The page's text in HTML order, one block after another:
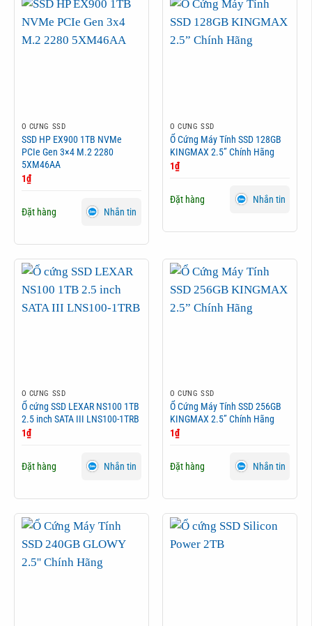
Ổ CỨNG SSD
SSD HP EX900 1TB NVMe
PCIe Gen 3×4 M.2 2280
5XM46AA
1₫
Đặt hàng Nhắn tin
Ổ CỨNG SSD
Ổ Cứng Máy Tính SSD 128GB
KINGMAX 2.5” Chính Hãng
1₫
Đặt hàng Nhắn tin
Ổ CỨNG SSD
Ổ cứng SSD LEXAR NS100 1TB
2.5 inch SATA III LNS100-1TRB
1₫
Đặt hàng Nhắn tin
Ổ CỨNG SSD
Ổ Cứng Máy Tính SSD 256GB
KINGMAX 2.5” Chính Hãng
1₫
Đặt hàng Nhắn tin